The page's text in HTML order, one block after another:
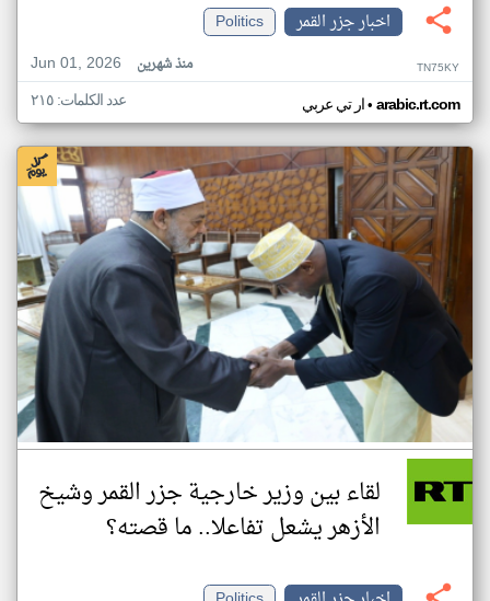
اخبار جزر القمر
Politics
Jun 01, 2026
منذ شهرين TN75KY
ار تي عربي• arabic.rt.com عدد الكلمات: ٢١٥
لقاء بين وزير خارجية جزر القمر وشيخ
الأزهر يشعل تفاعلا.. ما قصته؟